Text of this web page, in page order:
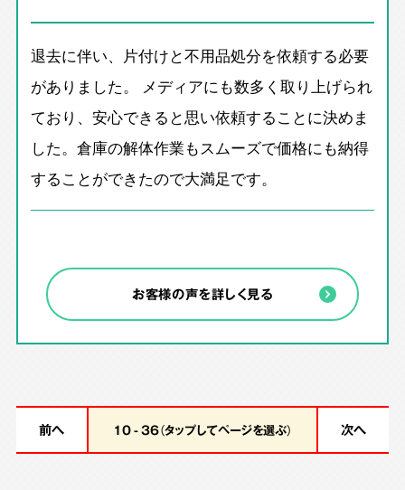
退去に伴い、片付けと不用品処分を依頼する必要
がありました。 メディアにも数多く取り上げられ
ており、安心できると思い依頼することに決めま
した。倉庫の解体作業もスムーズで価格にも納得
することができたので大満足です。
お客様の声を詳しく見る
前へ 10 - 36（タップしてページを選ぶ） 次へ